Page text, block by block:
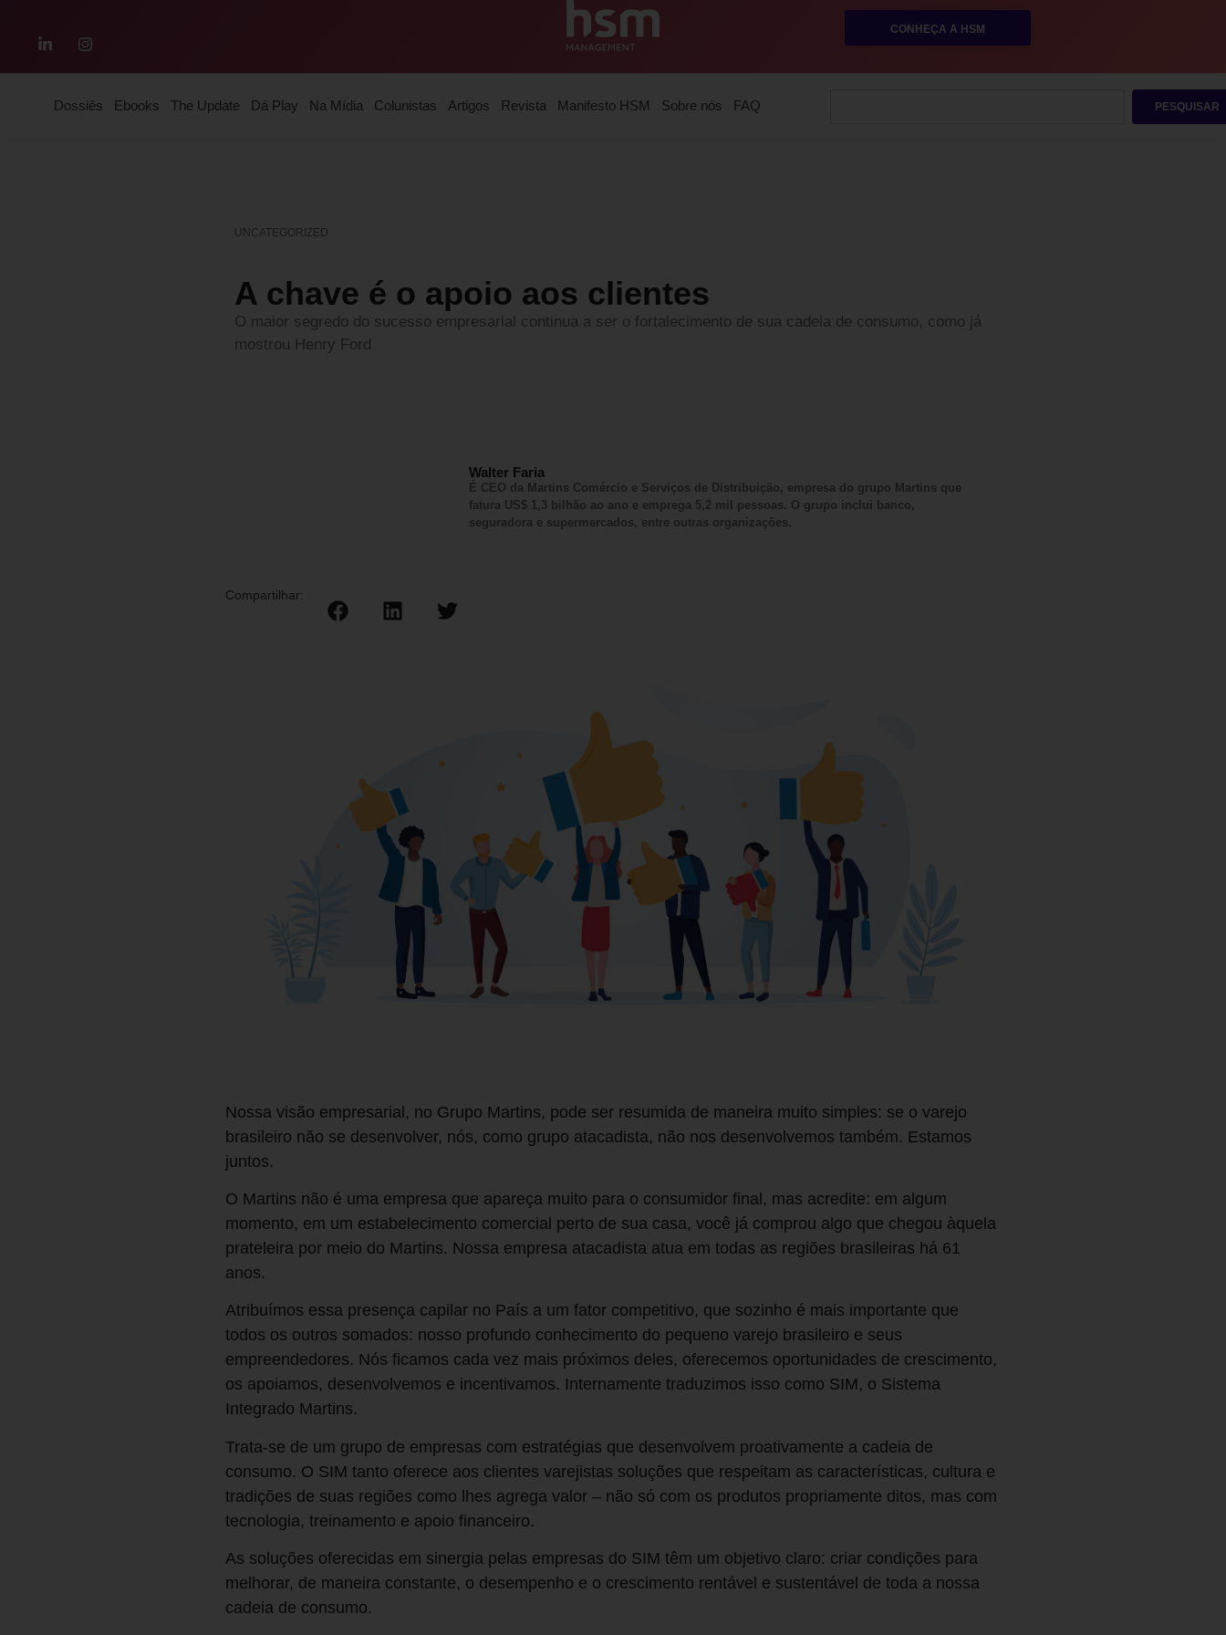
CONHEÇA A HSM
Dossiês Ebooks The Update Dá Play Na Mídia Colunistas Artigos Revista Manifesto HSM Sobre nós FAQ PESQUISAR
UNCATEGORIZED
A chave é o apoio aos clientes
O maior segredo do sucesso empresarial continua a ser o fortalecimento de sua cadeia de consumo, como já
mostrou Henry Ford
Walter Faria
É CEO da Martins Comércio e Serviços de Distribuição, empresa do grupo Martins que
fatura US$ 1,3 bilhão ao ano e emprega 5,2 mil pessoas. O grupo inclui banco,
seguradora e supermercados, entre outras organizações.
Compartilhar:
Nossa visão empresarial, no Grupo Martins, pode ser resumida de maneira muito simples: se o varejo
brasileiro não se desenvolver, nós, como grupo atacadista, não nos desenvolvemos também. Estamos
juntos.
O Martins não é uma empresa que apareça muito para o consumidor final, mas acredite: em algum
momento, em um estabelecimento comercial perto de sua casa, você já comprou algo que chegou àquela
prateleira por meio do Martins. Nossa empresa atacadista atua em todas as regiões brasileiras há 61
anos.
Atribuímos essa presença capilar no País a um fator competitivo, que sozinho é mais importante que
todos os outros somados: nosso profundo conhecimento do pequeno varejo brasileiro e seus
empreendedores. Nós ficamos cada vez mais próximos deles, oferecemos oportunidades de crescimento,
os apoiamos, desenvolvemos e incentivamos. Internamente traduzimos isso como SIM, o Sistema
Integrado Martins.
Trata-se de um grupo de empresas com estratégias que desenvolvem proativamente a cadeia de
consumo. O SIM tanto oferece aos clientes varejistas soluções que respeitam as características, cultura e
tradições de suas regiões como lhes agrega valor – não só com os produtos propriamente ditos, mas com
tecnologia, treinamento e apoio financeiro.
As soluções oferecidas em sinergia pelas empresas do SIM têm um objetivo claro: criar condições para
melhorar, de maneira constante, o desempenho e o crescimento rentável e sustentável de toda a nossa
cadeia de consumo.